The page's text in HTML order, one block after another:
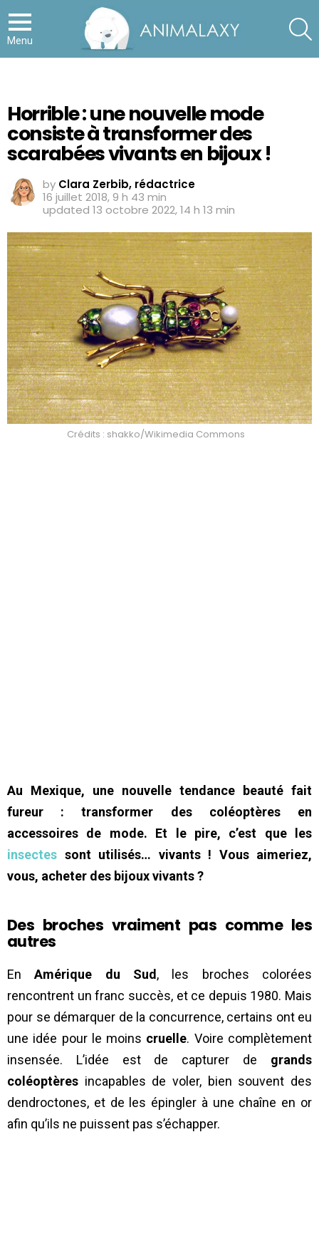
Menu
Horrible : une nouvelle mode
consiste à transformer des
scarabées vivants en bijoux !
by Clara Zerbib, rédactrice
16 juillet 2018, 9 h 43 min
updated 13 octobre 2022, 14 h 13 min
Crédits : shakko/Wikimedia Commons
Au Mexique, une nouvelle tendance beauté fait
fureur : transformer des coléoptères en
accessoires de mode. Et le pire, c’est que les
insectes sont utilisés… vivants ! Vous aimeriez,
vous, acheter des bijoux vivants ?
Des broches vraiment pas comme les
autres
EnAmérique du Sud, les broches colorées
rencontrent un franc succès, et ce depuis 1980. Mais
pour se démarquer de la concurrence, certains ont eu
une idée pour le moins cruelle. Voire complètement
insensée. L’idée est de capturer de grands
coléoptères incapables de voler, bien souvent des
dendroctones, et de les épingler à une chaîne en or
afin qu’ils ne puissent pas s’échapper.